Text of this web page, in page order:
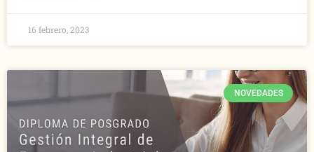
16 febrero, 2023
NOVEDADES